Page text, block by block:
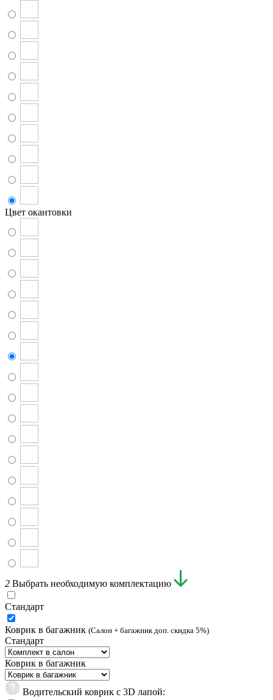
Цвет окантовки
2 Выбрать необходимую комплектацию
Стандарт
Коврик в багажник (Салон + багажник доп. скидка 5%)
Стандарт
Коврик в багажник
Водительский коврик с 3D лапой: